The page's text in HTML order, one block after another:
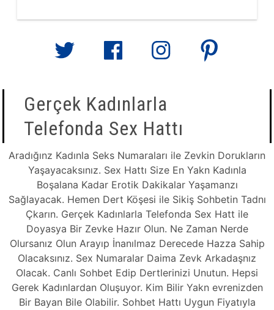
Gerçek Kadınlarla
Telefonda Sex Hattı
Aradığınz Kadınla Seks Numaraları ile Zevkin Dorukların
Yaşayacaksınız. Sex Hattı Size En Yakn Kadınla
Boşalana Kadar Erotik Dakikalar Yaşamanzı
Sağlayacak. Hemen Dert Köşesi ile Sikiş Sohbetin Tadnı
Çkarın. Gerçek Kadınlarla Telefonda Sex Hatt ile
Doyasya Bir Zevke Hazır Olun. Ne Zaman Nerde
Olursanız Olun Arayıp İnanılmaz Derecede Hazza Sahip
Olacaksınız. Sex Numaralar Daima Zevk Arkadaşnız
Olacak. Canlı Sohbet Edip Dertlerinizi Unutun. Hepsi
Gerek Kadınlardan Oluşuyor. Kim Bilir Yakn evrenizden
Bir Bayan Bile Olabilir. Sohbet Hattı Uygun Fiyatıyla